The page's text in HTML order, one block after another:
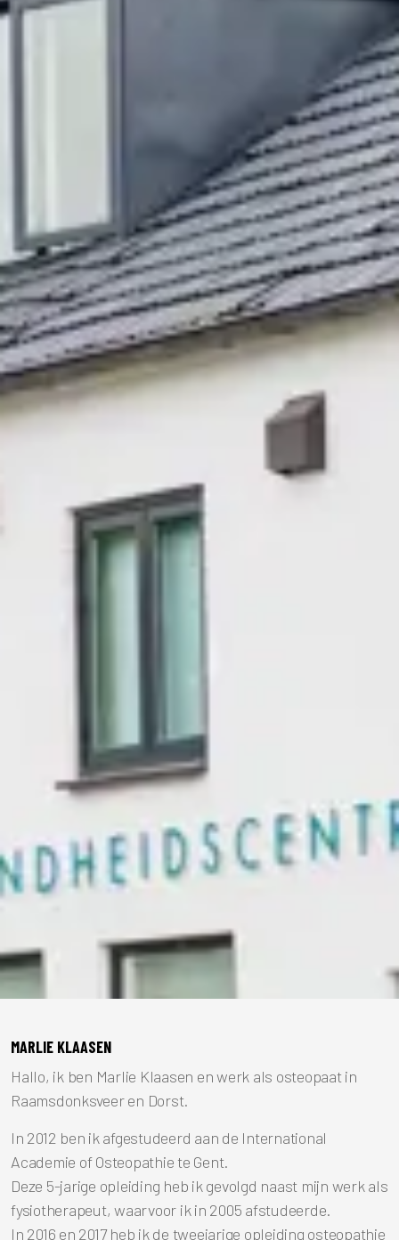
MARLIE KLAASEN
Hallo, ik ben Marlie Klaasen en werk als osteopaat in
Raamsdonksveer en Dorst.
In 2012 ben ik afgestudeerd aan de International
Academie of Osteopathie te Gent.
Deze 5-jarige opleiding heb ik gevolgd naast mijn werk als
fysiotherapeut, waarvoor ik in 2005 afstudeerde.
In 2016 en 2017 heb ik de tweejarige opleiding osteopathie